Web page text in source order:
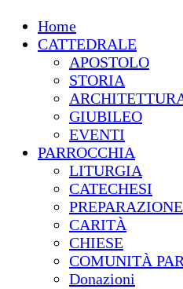
Home
CATTEDRALE
APOSTOLO
STORIA
GIUBILEO
EVENTI
PARROCCHIA
LITURGIA
CATECHESI
CARITÀ
CHIESE
COMUNITÀ
Donazioni